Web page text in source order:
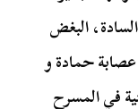
البغض
حمادة و
في المسرح